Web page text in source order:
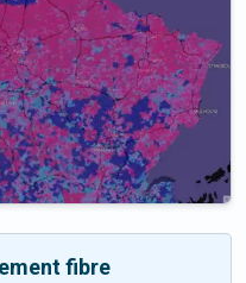
fibre